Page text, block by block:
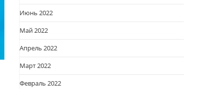
Июнь 2022
Май 2022
Апрель 2022
Март 2022
Февраль 2022